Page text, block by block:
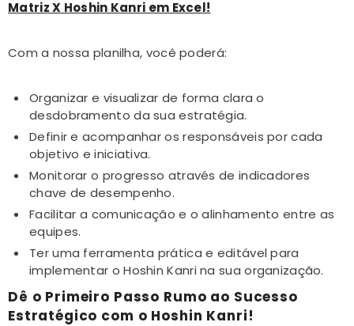
Matriz X Hoshin Kanri em Excel!
Com a nossa planilha, você poderá:
Organizar e visualizar de forma clara o
desdobramento da sua estratégia.
Definir e acompanhar os responsáveis por cada
objetivo e iniciativa.
Monitorar o progresso através de indicadores
chave de desempenho.
Facilitar a comunicação e o alinhamento entre as
equipes.
Ter uma ferramenta prática e editável para
implementar o Hoshin Kanri na sua organização.
Dê o Primeiro Passo Rumo ao Sucesso
Estratégico com o Hoshin Kanri!